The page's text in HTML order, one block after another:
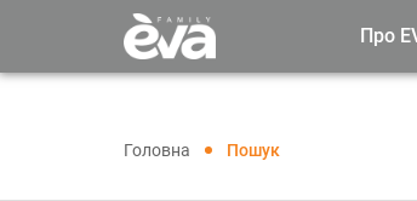
Про
Головна Пошук